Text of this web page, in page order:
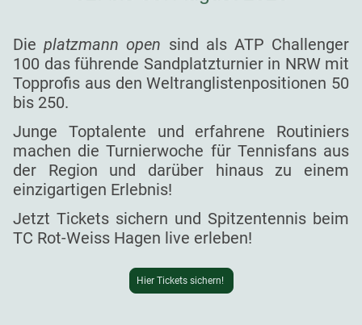
Dieplatzmann open sind als ATP Challenger
100 das führende Sandplatzturnier in NRW mit
Topprofis aus den Weltranglistenpositionen 50
bis 250.
Junge Toptalente und erfahrene Routiniers
machen die Turnierwoche für Tennisfans aus
der Region und darüber hinaus zu einem
einzigartigen Erlebnis!
Jetzt Tickets sichern und Spitzentennis beim
TC Rot-Weiss Hagen live erleben!
Hier Tickets sichern!